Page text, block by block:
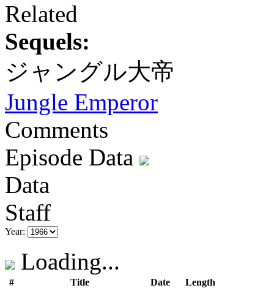
Related
Sequels:
ジャングル大帝
Jungle Emperor
Comments
Episode Data
Data
Staff
Year:
Loading...
# Title Date
Length